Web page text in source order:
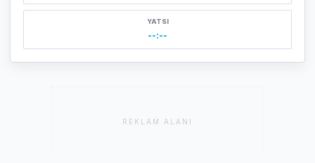
YATSI
--:--
REKLAM ALANI